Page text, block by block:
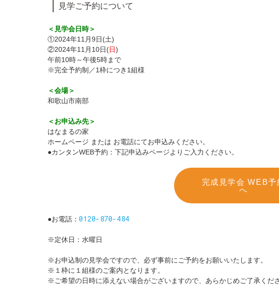
見学ご予約について
＜見学会日時＞
①2024年11月9日(土)
②2024年11月10日(日)
午前10時～午後5時まで
※完全予約制／1枠につき1組様
＜会場＞
和歌山市南部
＜お申込み先＞
はなまるの家
ホームページ または お電話にてお申込みください。
●カンタンWEB予約：下記申込みページよりご入力ください。
完成見学会 WEB予
へ
●お電話： 0120-870-484
※定休日：水曜日
※お申込制の見学会ですので、必ず事前にご予約をお願いいたします。
※１枠に１組様のご案内となります。
※ご希望の日時に添えない場合がございますので、あらかじめご了承くださ